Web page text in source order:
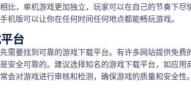
比，单机游戏更加独立，玩家可以在自己的节奏下尽
机版可以让你在任何时间任何地点都能畅玩游戏。
台
需要找到可靠的游戏下载平台。有许多网站提供免费
安全可靠的。建议选择知名的游戏下载平台，如应用
会对游戏进行审核和检测，确保游戏的质量和安全性。